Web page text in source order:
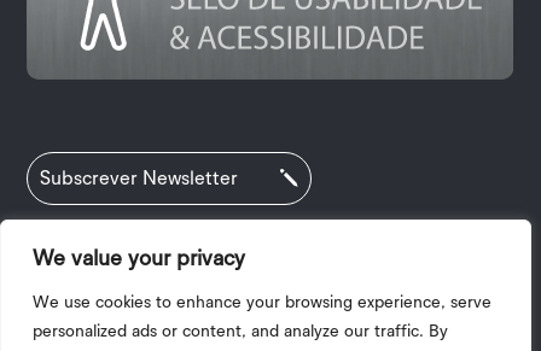
We value your privacy
We use cookies to enhance your browsing experience, serve
personalized ads or content, and analyze our traffic. By
Subscrever Newsletter
| 2025 © Copyright I.P.V.